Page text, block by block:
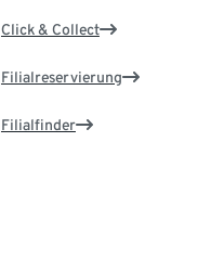
Click & Collect
Filialreservierung
Filialfinder